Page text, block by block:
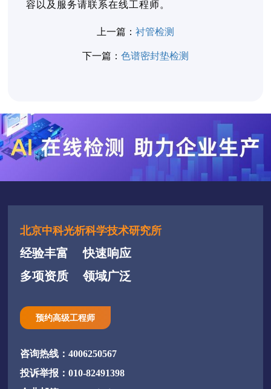
容以及服务请联系在线工程师。
上一篇： 衬管检测
下一篇： 色谱密封垫检测
北京中科光析科学技术研究所
经验丰富
快速响应
多项资质
领域广泛
预约高级工程师
咨询热线：4006250567
投诉举报：010-82491398